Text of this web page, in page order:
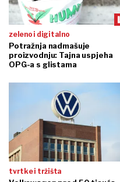
zeleno i digitalno
Potražnja nadmašuje
proizvodnju: Tajna uspjeha
OPG-a s glistama
tvrtke i tržišta